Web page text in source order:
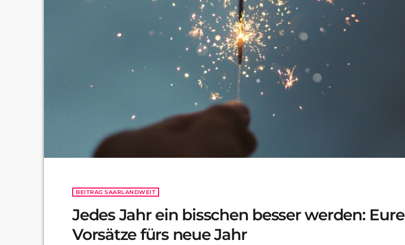
BEITRAG SAARLANDWEIT
Jedes Jahr ein bisschen besser werden: Eure
Vorsätze fürs neue Jahr